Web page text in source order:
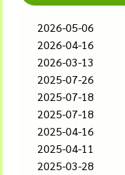
2026-05-06
2026-04-16
2026-03-13
2025-07-26
2025-07-18
2025-07-18
2025-04-16
2025-04-11
2025-03-28